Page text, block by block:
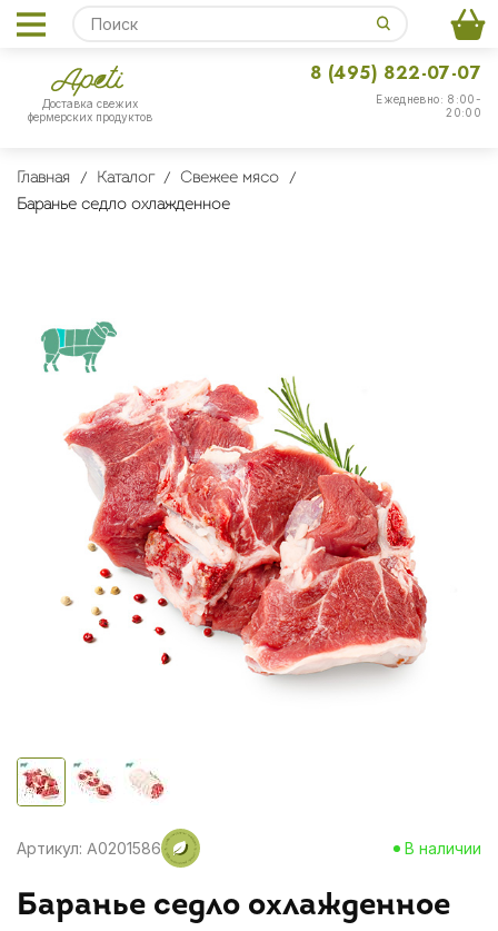
Доставка свежих
фермерских продуктов
Ежедневно: 8:00-
20:00
8 (495) 822-07-07
Главная Каталог
Свежее мясо
Баранье седло охлажденное
Артикул: A0201586 В наличии
Баранье седло охлажденное